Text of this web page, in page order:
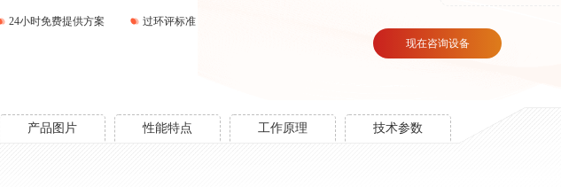
24小时免费提供方案 过环评标准
现在咨询设备
产品图片 性能特点 工作原理 技术参数